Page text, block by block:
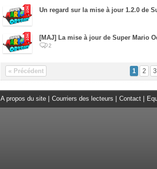
Un regard sur la mise à jour 1.2.0 de
[MAJ] La mise à jour de Super Mario
2
« Précédent 1 2 3
A propos du site Courriers des lecteurs Contact